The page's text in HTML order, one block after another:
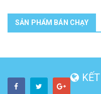
SẢN PHẨM BÁN CHẠY